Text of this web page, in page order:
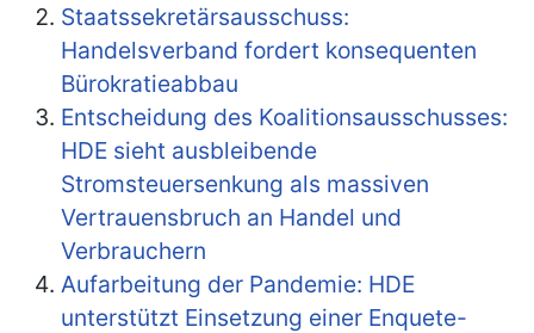
Staatssekretärsausschuss:
Handelsverband fordert konsequenten
Bürokratieabbau
Entscheidung des Koalitionsausschusses:
HDE sieht ausbleibende
Stromsteuersenkung als massiven
Vertrauensbruch an Handel und
Verbrauchern
Aufarbeitung der Pandemie: HDE
unterstützt Einsetzung einer Enquete-